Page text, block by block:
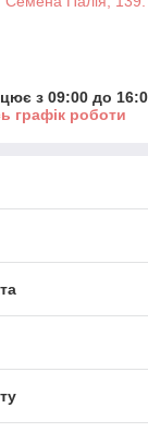
з 09:00 до
графік роботи